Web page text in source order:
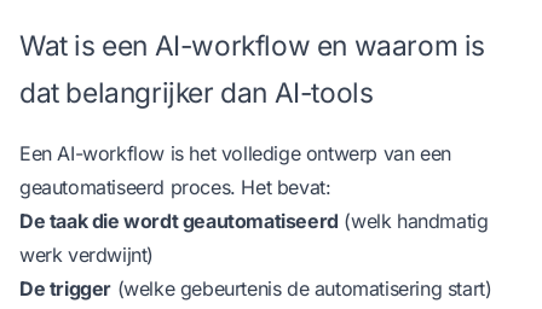
Wat is een AI-workflow en waarom is
dat belangrijker dan AI-tools
Een AI-workflow is het volledige ontwerp van een
geautomatiseerd proces. Het bevat:
De taak die wordt geautomatiseerd (welk handmatig
werk verdwijnt)
De trigger (welke gebeurtenis de automatisering start)